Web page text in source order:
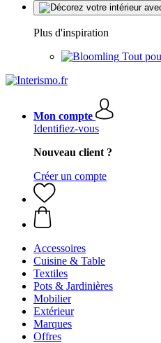
Plus d'inspiration
Tout
Mon compte
Identifiez-vous
Nouveau client ?
Créer un compte
Accessoires
Cuisine & Table
Textiles
Pots & Jardinières
Mobilier
Extérieur
Marques
Offres